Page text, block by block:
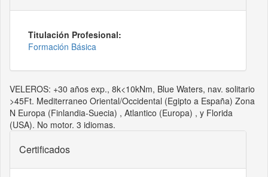
Titulación Profesional:
Formación Básica
VELEROS: +30 años exp., 8k<10kNm, Blue Waters, nav. solitario
>45Ft. Mediterraneo Oriental/Occidental (Egipto a España) Zona
N Europa (Finlandia-Suecia) , Atlantico (Europa) , y Florida
(USA). No motor. 3 idiomas.
Certificados